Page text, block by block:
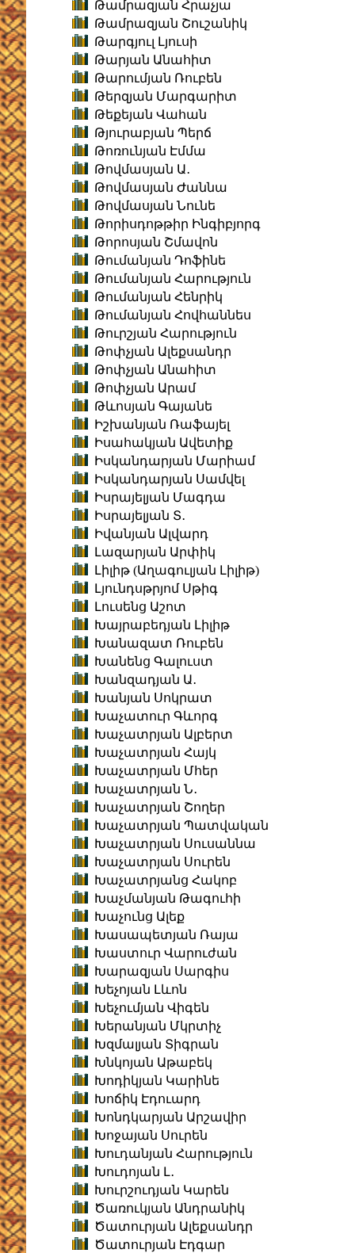
Թամրազյան Հրաչյա
Թամրազյան Շուշանիկ
Թարգյուլ Լյուսի
Թարյան Անահիտ
Թարումյան Ռուբեն
Թերզյան Մարգարիտ
Թեքեյան Վահան
Թյուրաբյան Պերճ
Թոռունյան Էմմա
Թովմասյան Ա․
Թովմասյան Ժաննա
Թովմասյան Նունե
Թորիսդոթթիր Ինգիբյորգ
Թորոսյան Շմավոն
Թումանյան Դոֆինե
Թումանյան Հարություն
Թումանյան Հենրիկ
Թումանյան Հովհաննես
Թուրշյան Հարություն
Թոփչյան Ալեքսանդր
Թոփչյան Անահիտ
Թոփչյան Արամ
Թևոսյան Գայանե
Իշխանյան Ռաֆայել
Իսահակյան Ավետիք
Իսկանդարյան Մարիամ
Իսկանդարյան Սամվել
Իսրայելյան Մագդա
Իսրայելյան Տ․
Իվանյան Ալվարդ
Լազարյան Արփիկ
Լիլիթ (Աղագուլյան Լիլիթ)
Լյունդսթրյոմ Սթիգ
Լուսենց Աշոտ
Խայրաբեդյան Լիլիթ
Խանազատ Ռուբեն
Խանենց Գալուստ
Խանզադյան Ա․
Խանյան Սոկրատ
Խաչատուր Գևորգ
Խաչատրյան Ալբերտ
Խաչատրյան Հայկ
Խաչատրյան Մհեր
Խաչատրյան Ն․
Խաչատրյան Շողեր
Խաչատրյան Պատվական
Խաչատրյան Սուսաննա
Խաչատրյան Սուրեն
Խաչատրյանց Հակոբ
Խաչմանյան Թագուհի
Խաչունց Ալեք
Խասապետյան Ռայա
Խաստուր Վարուժան
Խարազյան Սարգիս
Խեչոյան Լևոն
Խեչումյան Վիգեն
Խերանյան Մկրտիչ
Խզմալյան Տիգրան
Խնկոյան Աթաբեկ
Խոդիկյան Կարինե
Խոճիկ Էդուարդ
Խոնդկարյան Արշավիր
Խոջայան Սուրեն
Խուդանյան Հարություն
Խուդոյան Լ․
Խուրշուդյան Կարեն
Ծառուկյան Անդրանիկ
Ծատուրյան Ալեքսանդր
Ծատուրյան Էդգար